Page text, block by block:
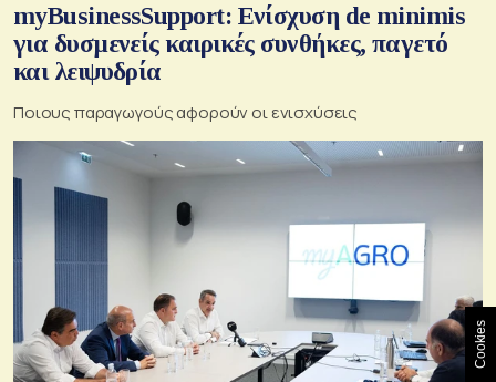
myBusinessSupport: Ενίσχυση de minimis
για δυσμενείς καιρικές συνθήκες, παγετό
και λειψυδρία
Ποιους παραγωγούς αφορούν οι ενισχύσεις
Cookies